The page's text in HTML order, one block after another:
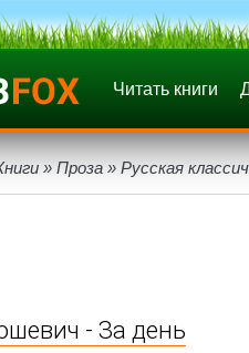
Читать книги
» Проза » Русская
- За день